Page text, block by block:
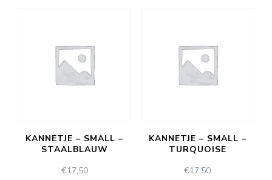
KANNETJE – SMALL –
STAALBLAUW
€17,50
KANNETJE – SMALL –
TURQUOISE
€17,50